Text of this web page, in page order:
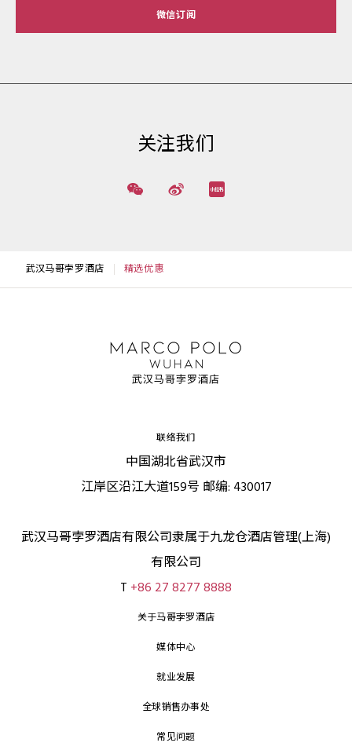
微信订阅
关注我们
武汉马哥孛罗酒店 精选优惠
联络我们
中国湖北省武汉市
江岸区沿江大道159号 邮编: 430017
武汉马哥孛罗酒店有限公司隶属于九龙仓酒店管理(上海)
有限公司
T +86 27 8277 8888
关于马哥孛罗酒店
媒体中心
就业发展
全球销售办事处
常见问题